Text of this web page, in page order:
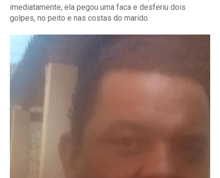
imediatamente, ela pegou uma faca e desferiu dois
golpes, no peito e nas costas do marido.